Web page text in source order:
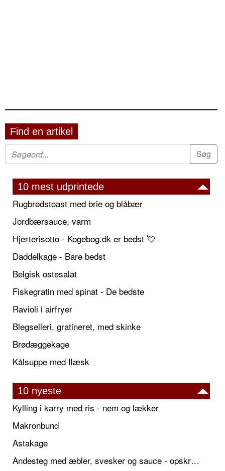
Find en artikel
10 mest udprintede
Rugbrødstoast med brie og blåbær
Jordbærsauce, varm
Hjerterisotto - Kogebog.dk er bedst 💘
Daddelkage - Bare bedst
Belgisk ostesalat
Fiskegratin med spinat - De bedste
Ravioli i airfryer
Blegselleri, gratineret, med skinke
Brødæggekage
Kålsuppe med flæsk
10 nyeste
Kylling i karry med ris - nem og lækker
Makronbund
Astakage
Andesteg med æbler, svesker og sauce - opskrift også til jul